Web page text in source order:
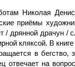
Николая
приёмы
дрянной драчун /
кляксой. В
в бегство,
отвечает на